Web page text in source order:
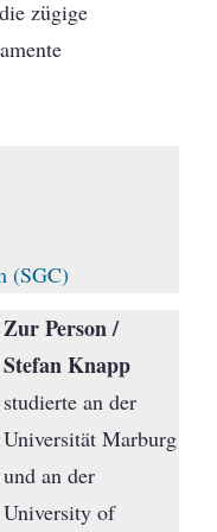
zügige
(SGC)
Zur Person /
Stefan Knapp
studierte an der
Universität Marburg
und an der
University of